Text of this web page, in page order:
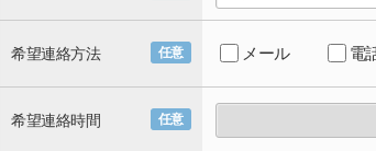
任意
希望連絡方法 メール 電
任意
希望連絡時間